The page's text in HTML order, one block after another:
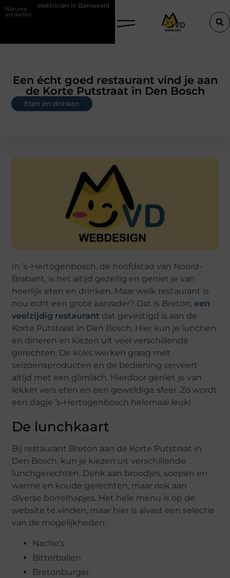
Nieuwe
artikelen
in Barneveld De Perfecte Gids voor Vloerbedekking in
Een écht goed restaurant vind je aan
de Korte Putstraat in Den Bosch
Eten en drinken
In ’s-Hertogenbosch, de hoofdstad van Noord-
Brabant, is het altijd gezellig en geniet je van
heerlijk eten en drinken. Maar welk restaurant is
nou echt een grote aanrader? Dat is Breton;een
veelzijdig restaurant dat gevestigd is aan de
Korte Putstraat in Den Bosch. Hier kun je lunchen
en dineren en kiezen uit veel verschillende
gerechten. De koks werken graag met
seizoensproducten en de bediening serveert
altijd met een glimlach. Hierdoor geniet je van
lekker vers eten en een geweldige sfeer. Zo wordt
een dagje ’s-Hertogenbosch helemaal leuk!
De lunchkaart
Bij restaurant Breton aan de Korte Putstraat in
Den Bosch, kun je kiezen uit verschillende
lunchgerechten. Denk aan broodjes, soepen en
warme en koude gerechten, maar ook aan
diverse borrelhapjes. Het hele menu is op de
website te vinden, maar hier is alvast een selectie
van de mogelijkheden:
Nacho’s
Bitterballen
Bretonburger